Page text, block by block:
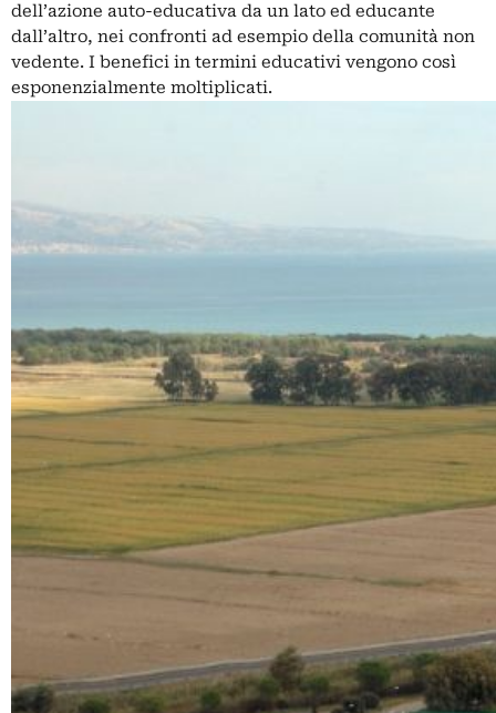
dell’azione auto-educativa da un lato ed educante
dall’altro, nei confronti ad esempio della comunità non
vedente. I benefici in termini educativi vengono così
esponenzialmente moltiplicati.